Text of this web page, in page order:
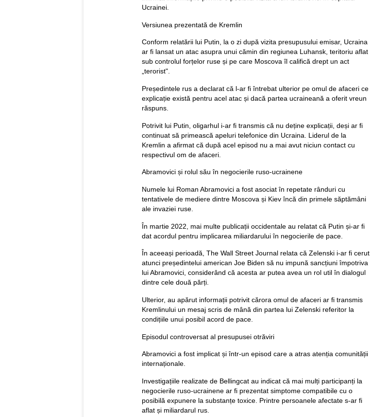
Ucrainei.
Versiunea prezentată de Kremlin
Conform relatării lui Putin, la o zi după vizita presupusului emisar, Ucraina
ar fi lansat un atac asupra unui cămin din regiunea Luhansk, teritoriu aflat
sub controlul forțelor ruse și pe care Moscova îl califică drept un act
„terorist".
Președintele rus a declarat că l-ar fi întrebat ulterior pe omul de afaceri ce
explicație există pentru acel atac și dacă partea ucraineană a oferit vreun
răspuns.
Potrivit lui Putin, oligarhul i-ar fi transmis că nu deține explicații, deși ar fi
continuat să primească apeluri telefonice din Ucraina. Liderul de la
Kremlin a afirmat că după acel episod nu a mai avut niciun contact cu
respectivul om de afaceri.
Abramovici și rolul său în negocierile ruso-ucrainene
Numele lui Roman Abramovici a fost asociat în repetate rânduri cu
tentativele de mediere dintre Moscova și Kiev încă din primele săptămâni
ale invaziei ruse.
În martie 2022, mai multe publicații occidentale au relatat că Putin și-ar fi
dat acordul pentru implicarea miliardarului în negocierile de pace.
În aceeași perioadă, The Wall Street Journal relata că Zelenski i-ar fi cerut
atunci președintelui american Joe Biden să nu impună sancțiuni împotriva
lui Abramovici, considerând că acesta ar putea avea un rol util în dialogul
dintre cele două părți.
Ulterior, au apărut informații potrivit cărora omul de afaceri ar fi transmis
Kremlinului un mesaj scris de mână din partea lui Zelenski referitor la
condițiile unui posibil acord de pace.
Episodul controversat al presupusei otrăviri
Abramovici a fost implicat și într-un episod care a atras atenția comunității
internaționale.
Investigațiile realizate de Bellingcat au indicat că mai mulți participanți la
negocierile ruso-ucrainene ar fi prezentat simptome compatibile cu o
posibilă expunere la substanțe toxice. Printre persoanele afectate s-ar fi
aflat și miliardarul rus.